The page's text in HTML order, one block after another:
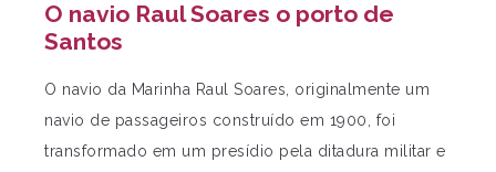
O navio Raul Soares o porto de
Santos
O navio da Marinha Raul Soares, originalmente um
navio de passageiros construído em 1900, foi
transformado em um presídio pela ditadura militar e